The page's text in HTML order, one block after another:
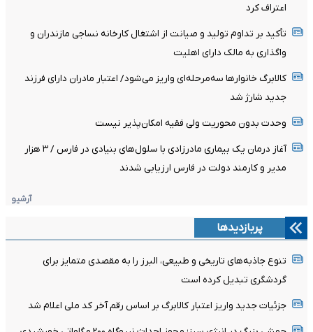
اعتراف کرد
تأکید بر تداوم تولید و صیانت از اشتغال کارخانه نساجی مازندران و
واگذاری به مالک دارای اهلیت
کالابرگ خانوارها سه‌مرحله‌ای واریز می‌شود/ اعتبار مادران دارای فرزند
جدید شارژ شد
وحدت بدون محوریت ولی فقیه امکان‌پذیر نیست
آغاز درمان یک بیماری مادرزادی با سلول‌های بنیادی در فارس / ۳ هزار
مدیر و کارمند دولت در فارس ارزیابی شدند
آرشیو
پربازدیدها
تنوع جاذبه‌های تاریخی و طبیعی، البرز را به مقصدی متمایز برای
گردشگری تبدیل کرده است
جزئیات جدید واریز اعتبار کالابرگ بر اساس رقم آخر کد ملی اعلام شد